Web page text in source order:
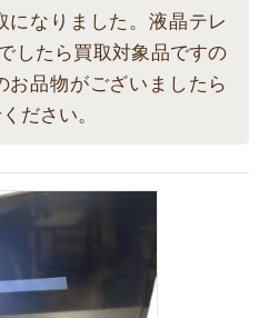
になりました。液晶テレ
したら買取対象品ですの
お品物がございましたら
ださい。